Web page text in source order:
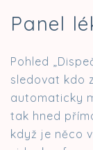
Panel
Pohled
sledovat kdo
automaticky
tak hned
když je něco